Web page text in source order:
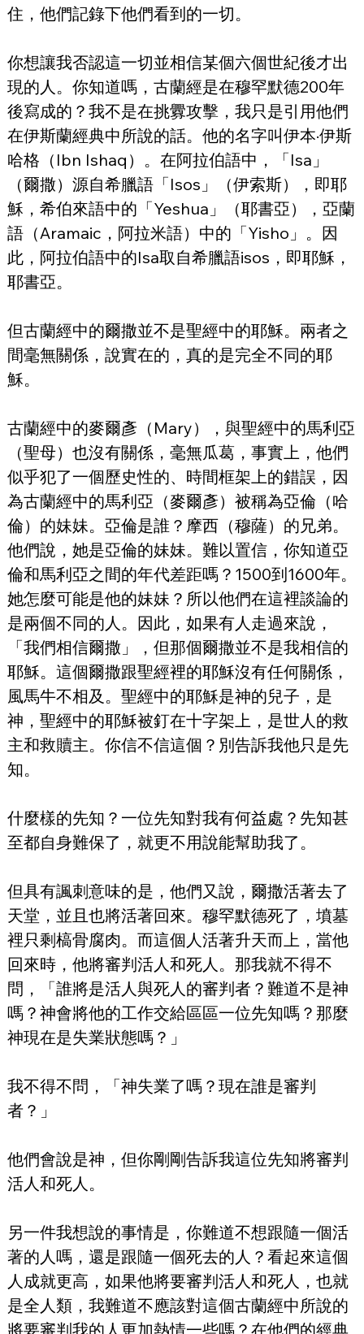
住，他們記錄下他們看到的一切。
你想讓我否認這一切並相信某個六個世紀後才出
現的人。你知道嗎，古蘭經是在穆罕默德200年
後寫成的？我不是在挑釁攻擊，我只是引用他們
在伊斯蘭經典中所說的話。他的名字叫伊本·伊斯
哈格（Ibn Ishaq）。在阿拉伯語中，「Isa」
（爾撒）源自希臘語「Isos」（伊索斯），即耶
穌，希伯來語中的「Yeshua」（耶書亞），亞蘭
語（Aramaic，阿拉米語）中的「Yisho」。因
此，阿拉伯語中的Isa取自希臘語isos，即耶穌，
耶書亞。
但古蘭經中的爾撒並不是聖經中的耶穌。兩者之
間毫無關係，說實在的，真的是完全不同的耶
穌。
古蘭經中的麥爾彥（Mary），與聖經中的馬利亞
（聖母）也沒有關係，毫無瓜葛，事實上，他們
似乎犯了一個歷史性的、時間框架上的錯誤，因
為古蘭經中的馬利亞（麥爾彥）被稱為亞倫（哈
倫）的妹妹。亞倫是誰？摩西（穆薩）的兄弟。
他們說，她是亞倫的妹妹。難以置信，你知道亞
倫和馬利亞之間的年代差距嗎？1500到1600年。
她怎麼可能是他的妹妹？所以他們在這裡談論的
是兩個不同的人。因此，如果有人走過來說，
「我們相信爾撒」，但那個爾撒並不是我相信的
耶穌。這個爾撒跟聖經裡的耶穌沒有任何關係，
風馬牛不相及。聖經中的耶穌是神的兒子，是
神，聖經中的耶穌被釘在十字架上，是世人的救
主和救贖主。你信不信這個？別告訴我他只是先
知。
什麼樣的先知？一位先知對我有何益處？先知甚
至都自身難保了，就更不用說能幫助我了。
但具有諷刺意味的是，他們又說，爾撒活著去了
天堂，並且也將活著回來。穆罕默德死了，墳墓
裡只剩槁骨腐肉。而這個人活著升天而上，當他
回來時，他將審判活人和死人。那我就不得不
問，「誰將是活人與死人的審判者？難道不是神
嗎？神會將他的工作交給區區一位先知嗎？那麼
神現在是失業狀態嗎？」
我不得不問，「神失業了嗎？現在誰是審判
者？」
他們會說是神，但你剛剛告訴我這位先知將審判
活人和死人。
另一件我想說的事情是，你難道不想跟隨一個活
著的人嗎，還是跟隨一個死去的人？看起來這個
人成就更高，如果他將要審判活人和死人，也就
是全人類，我難道不應該對這個古蘭經中所說的
將要審判我的人更加熱情一些嗎？在他們的經典